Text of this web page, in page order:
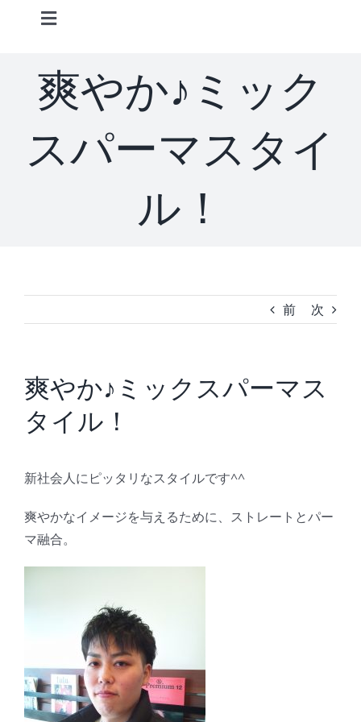
Toggle
Home
Information
STAFF
ACCESS
BLOG
Reservation
爽やか♪ミック
スパーマスタイ
ル！
前 次
爽やか♪ミックスパーマス
タイル！
新社会人にピッタリなスタイルです^^
爽やかなイメージを与えるために、ストレートとパー
マ融合。